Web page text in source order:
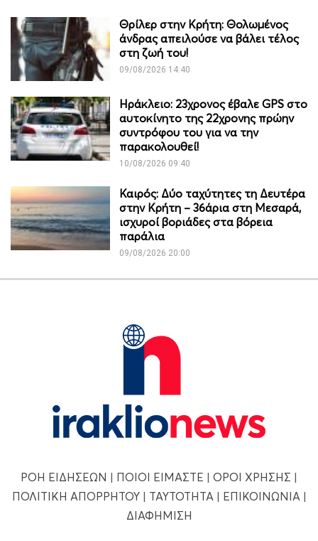
Θρίλερ στην Κρήτη: Θολωμένος
άνδρας απειλούσε να βάλει τέλος
στη ζωή του!
09/08/2026 14:40
Ηράκλειο: 23χρονος έβαλε GPS στο
αυτοκίνητο της 22χρονης πρώην
συντρόφου του για να την
παρακολουθεί!
10/08/2026 09:40
Καιρός: Δύο ταχύτητες τη Δευτέρα
στην Κρήτη – 36άρια στη Μεσαρά,
ισχυροί βοριάδες στα βόρεια
παράλια
09/08/2026 20:00
ΡΟΗ ΕΙΔΗΣΕΩΝ | ΠΟΙΟΙ ΕΙΜΑΣΤΕ | ΟΡΟΙ ΧΡΗΣΗΣ |
ΠΟΛΙΤΙΚΗ ΑΠΟΡΡΗΤΟΥ| ΤΑΥΤΟΤΗΤΑ | ΕΠΙΚΟΙΝΩΝΙΑ |
ΔΙΑΦΗΜΙΣΗ